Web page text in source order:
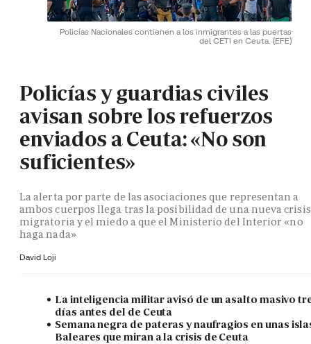
Policías Nacionales contienen a los inmigrantes a las puertas
del CETI en Ceuta. (EFE)
Policías y guardias civiles
avisan sobre los refuerzos
enviados a Ceuta: «No son
suficientes»
La alerta por parte de las asociaciones que representan a
ambos cuerpos llega tras la posibilidad de una nueva crisis
migratoria y el miedo a que el Ministerio del Interior «no
haga nada»
David Loji
La inteligencia militar avisó de un asalto masivo
días antes del de Ceuta
Semana negra de pateras y naufragios en unas
Baleares que miran a la crisis de Ceuta